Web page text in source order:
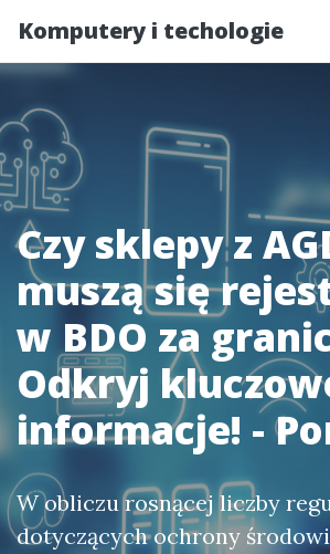
Komputery i techologie
Czy sklepy z
muszą się
w BDO za
Odkryj
informacje! -
W obliczu rosnącej liczby
dotyczących ochrony